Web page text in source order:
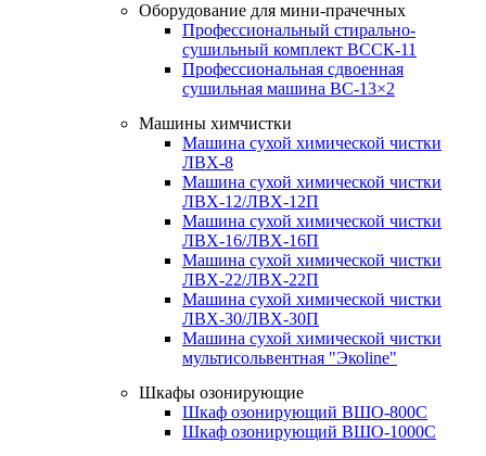
Оборудование для мини-прачечных
Профессиональный стирально-
сушильный комплект ВССК-11
Профессиональная сдвоенная
сушильная машина ВС-13×2
Машины химчистки
Машина сухой химической чистки
ЛВХ-8
Машина сухой химической чистки
ЛВХ-12/ЛВХ-12П
Машина сухой химической чистки
ЛВХ-16/ЛВХ-16П
Машина сухой химической чистки
ЛВХ-22/ЛВХ-22П
Машина сухой химической чистки
ЛВХ-30/ЛВХ-30П
Машина сухой химической чистки
мультисольвентная "Экоline"
Шкафы озонирующие
Шкаф озонирующий ВШО-800С
Шкаф озонирующий ВШО-1000С